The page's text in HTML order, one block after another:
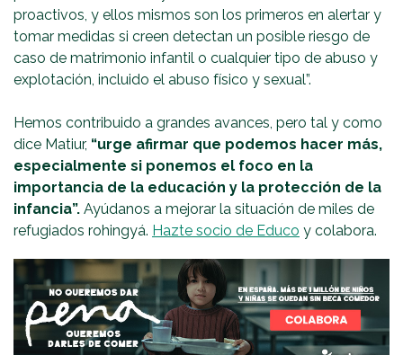
proactivos, y ellos mismos son los primeros en alertar y
tomar medidas si creen detectan un posible riesgo de
caso de matrimonio infantil o cualquier tipo de abuso y
explotación, incluido el abuso físico y sexual”.
Hemos contribuido a grandes avances, pero tal y como
dice Matiur, “urge afirmar que podemos hacer más,
especialmente si ponemos el foco en la
importancia de la educación y la protección de la
infancia”. Ayúdanos a mejorar la situación de miles de
refugiados rohingyá. Hazte socio de Educo y colabora.